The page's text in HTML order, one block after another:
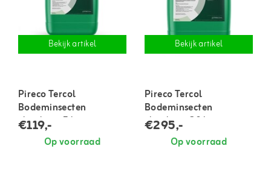
Bekijk artikel
Pireco Tercol
Bodeminsecten
vloeibaar 5 liter
€119,-
Op voorraad
Bekijk artikel
Pireco Tercol
Bodeminsecten
vloeibaar 20 liter
€295,-
Op voorraad